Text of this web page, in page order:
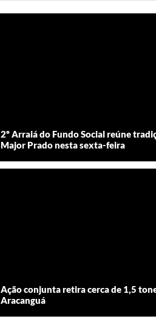
2º Arraiá do Fundo Social reúne
Major Prado nesta sexta-feira
Ação conjunta retira cerca de 1,5
Aracanguá